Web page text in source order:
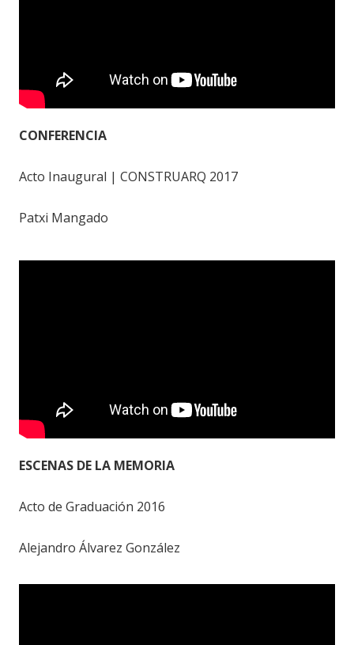
CONFERENCIA
Acto Inaugural | CONSTRUARQ 2017
Patxi Mangado
ESCENAS DE LA MEMORIA
Acto de Graduación 2016
Alejandro Álvarez González